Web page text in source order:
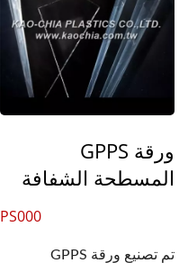
ورقة GPPS
المسطحة الشفافة
PS000
تم تصنيع ورقة GPPS